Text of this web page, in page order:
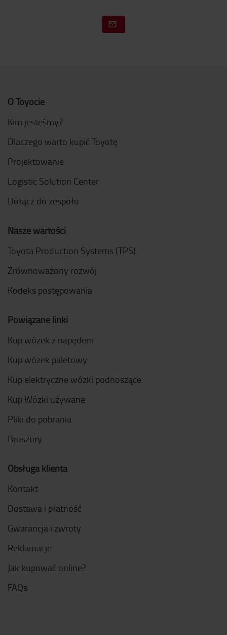
O Toyocie
Kim jesteśmy?
Dlaczego warto kupić Toyotę
Projektowanie
Logistic Solution Center
Dołącz do zespołu
Nasze wartości
Toyota Production Systems (TPS)
Zrównoważony rozwój
Kodeks postępowania
Powiązane linki
Kup wózek z napędem
Kup wózek paletowy
Kup elektryczne wózki podnoszące
Kup Wózki używane
Pliki do pobrania
Broszury
Obsługa klienta
Kontakt
Dostawa i płatność
Gwarancja i zwroty
Reklamacje
Jak kupować online?
FAQs